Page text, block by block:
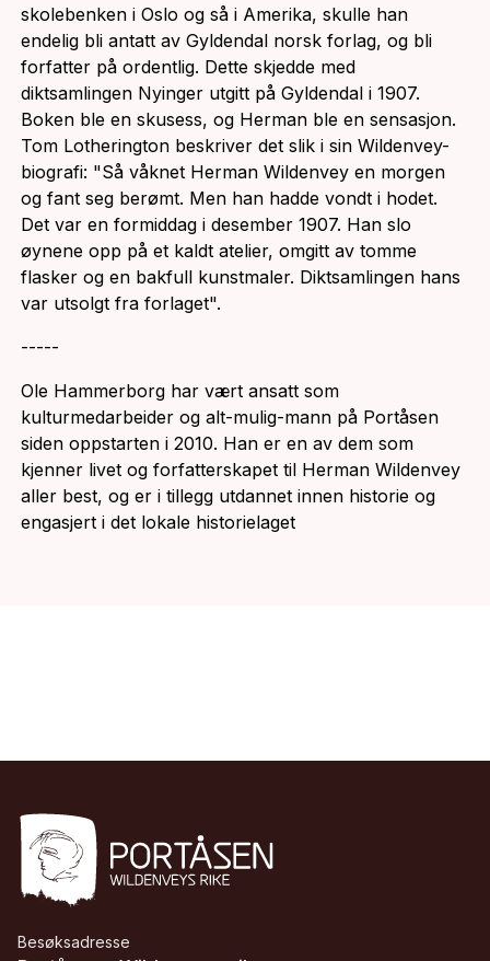
skolebenken i Oslo og så i Amerika, skulle han
endelig bli antatt av Gyldendal norsk forlag, og bli
forfatter på ordentlig. Dette skjedde med
diktsamlingen Nyinger utgitt på Gyldendal i 1907.
Boken ble en skusess, og Herman ble en sensasjon.
Tom Lotherington beskriver det slik i sin Wildenvey-
biografi: "Så våknet Herman Wildenvey en morgen
og fant seg berømt. Men han hadde vondt i hodet.
Det var en formiddag i desember 1907. Han slo
øynene opp på et kaldt atelier, omgitt av tomme
flasker og en bakfull kunstmaler. Diktsamlingen hans
var utsolgt fra forlaget".
-----
Ole Hammerborg har vært ansatt som
kulturmedarbeider og alt-mulig-mann på Portåsen
siden oppstarten i 2010. Han er en av dem som
kjenner livet og forfatterskapet til Herman Wildenvey
aller best, og er i tillegg utdannet innen historie og
engasjert i det lokale historielaget
Besøksadresse